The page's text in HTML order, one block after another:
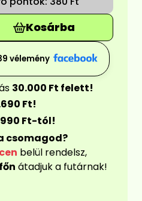
Kosárba
45 vélemény
30.000 Ft felett!
Ft!
Ft-tól!
csomagod?
belül rendelsz,
átadjuk a futárnak!